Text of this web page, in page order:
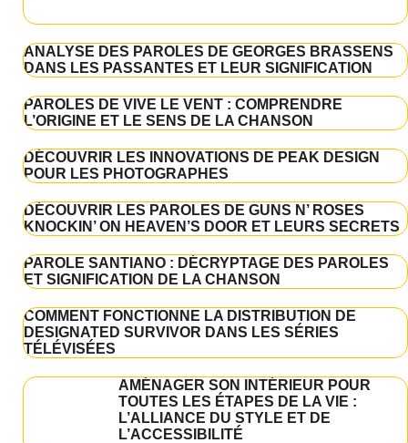
ANALYSE DES PAROLES DE GEORGES BRASSENS
DANS LES PASSANTES ET LEUR SIGNIFICATION
PAROLES DE VIVE LE VENT : COMPRENDRE
L’ORIGINE ET LE SENS DE LA CHANSON
DÉCOUVRIR LES INNOVATIONS DE PEAK DESIGN
POUR LES PHOTOGRAPHES
DÉCOUVRIR LES PAROLES DE GUNS N’ ROSES
KNOCKIN’ ON HEAVEN’S DOOR ET LEURS SECRETS
PAROLE SANTIANO : DÉCRYPTAGE DES PAROLES
ET SIGNIFICATION DE LA CHANSON
COMMENT FONCTIONNE LA DISTRIBUTION DE
DESIGNATED SURVIVOR DANS LES SÉRIES
TÉLÉVISÉES
AMÉNAGER SON INTÉRIEUR POUR
TOUTES LES ÉTAPES DE LA VIE :
L’ALLIANCE DU STYLE ET DE
L’ACCESSIBILITÉ